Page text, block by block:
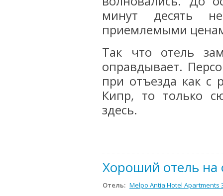
минут десять
приемлемыми
Так что отель
оправдывает.
при отъезда как
Кипр, то только
здесь.
Хороший отель на
Отель: Melpo Antia Hotel Apartments